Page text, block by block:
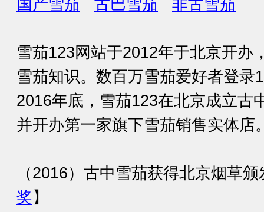
国产雪茄 古巴雪茄 非古雪茄
雪茄123网站于2012年于北京开办
雪茄知识。数百万雪茄爱好者登录
2016年底，雪茄123在北京成立古
并开办第一家旗下雪茄销售实体店
（2016）古中雪茄获得北京烟草颁
奖 】